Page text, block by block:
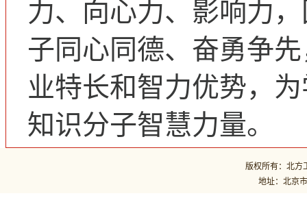
力、向心力、影响力
子同心同德、奋勇争
业特长和智力优势，
知识分子智慧力量。
版权所有：北方
地址：北京